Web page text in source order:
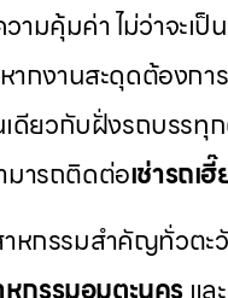
ามคุ้มค่า ไม่ว่าจะเป็น
กงานสะดุดต้องกา
เดียวกับฝั่งรถบรรทุ
ารถติดต่อเช่ารถเ
หกรรมสำคัญทั่วต